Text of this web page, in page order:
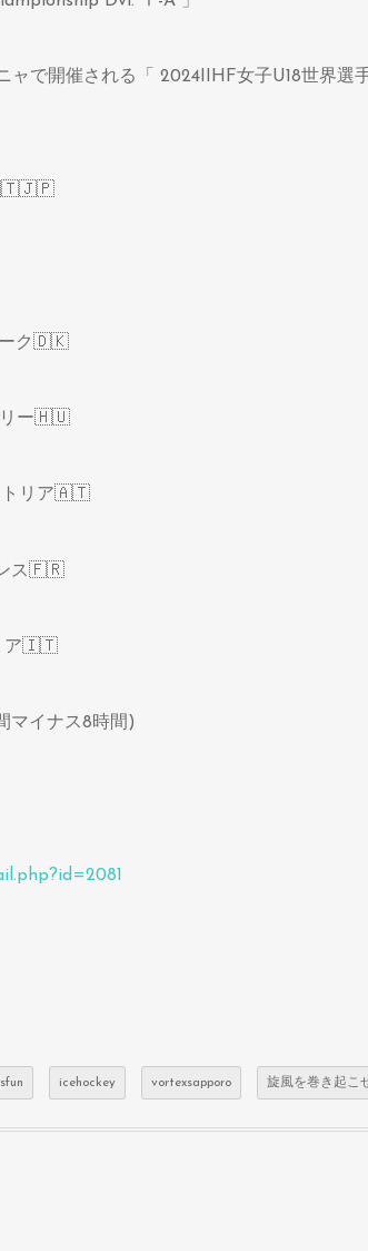
ャで開催される「 2024IIHF女子U18世界
ーク🇩🇰
リー🇭🇺
トリア🇦🇹
ンス🇫🇷
ア🇮🇹
マイナス8時間)
icehockey vortexsapporo 旋風を巻き起こ